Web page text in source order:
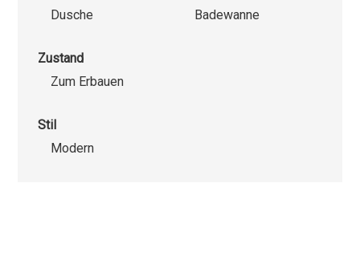
Dusche
Badewanne
Zustand
Zum Erbauen
Stil
Modern